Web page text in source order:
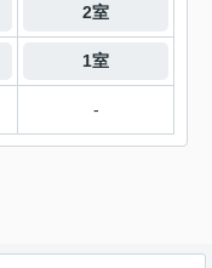
2室
1室
-